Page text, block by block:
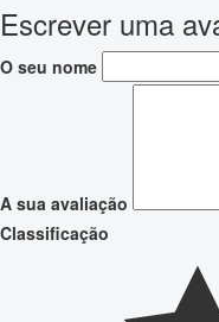
Escrever uma
O seu nome
A sua avaliação
Classificação